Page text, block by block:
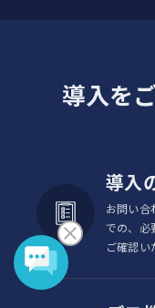
導入を
導入
お問い合
での、必
ご確認い